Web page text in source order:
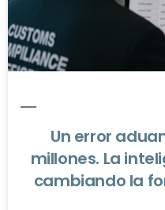
Un error
millones. La
cambiando la